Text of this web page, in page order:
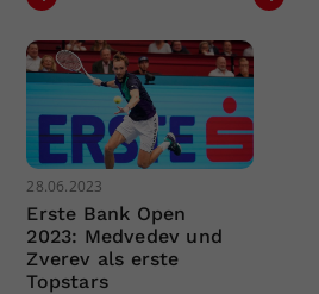
28.06.2023
Erste Bank Open
2023: Medvedev und
Zverev als erste
Topstars